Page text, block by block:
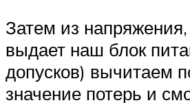
Затем из напряжения,
выдает наш блок
допусков) вычитаем
значение потерь и